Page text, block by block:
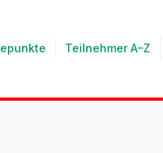
Teilnehmer A–Z